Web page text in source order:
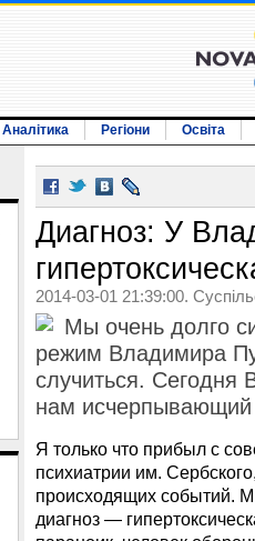
Аналітика Регіони Освіта
Диагноз: У
2014-03-01 21:39:00.
Мы очень долго
режим Владимира
случиться.
нам исчерпывающий
Я только что прибыл с
психиатрии им.
происходящих событий.
диагноз —